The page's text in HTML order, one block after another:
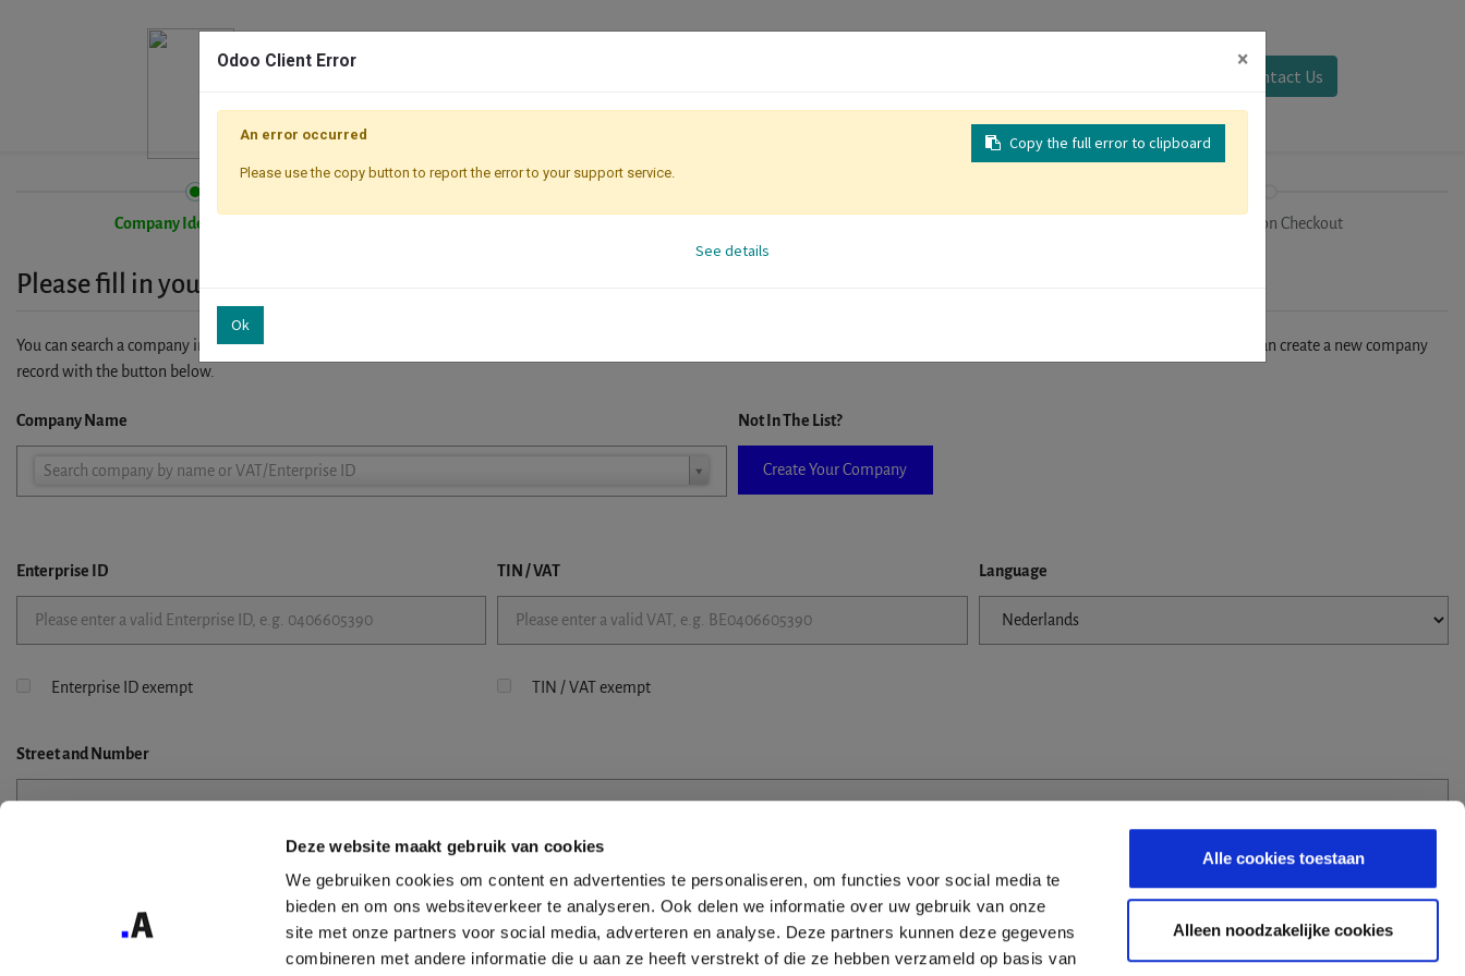
Deze website maakt gebruik van cookies
We gebruiken cookies om content en advertenties te personaliseren, om functies voor social media te
bieden en om ons websiteverkeer te analyseren. Ook delen we informatie over uw gebruik van onze
site met onze partners voor social media, adverteren en analyse. Deze partners kunnen deze gegevens
combineren met andere informatie die u aan ze heeft verstrekt of die ze hebben verzameld op basis van
Alle cookies toestaan
Alleen noodzakelijke cookies
Contact Us
Company Identification Registration Checkout
Please fill in your company details
You can search a company in our database by name, VAT or enterprise ID. When a company is selected it will auto-complete the form. If you don't find your company in our database, you can create a new company
record with the button below.
Company Name
Search company by name or VAT/Enterprise ID
Company
Not In The List?
Create Your Company
Enterprise ID TIN / VAT Language
Enterprise ID exempt TIN / VAT exempt
Streetand Number
Odoo Client Error ×
Copy the full error to clipboard
An error occurred
Please use the copy button to report the error to your support service.
See details
Ok